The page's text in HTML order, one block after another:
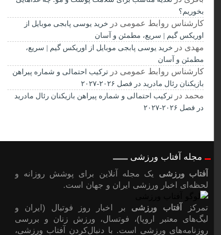
بخوریم؟
کارشناس روابط عمومیدرخرید یوسی پابجی موبایل از
اوریکس گیم | سریع، مطمئن و آسان
مهدیدرخرید یوسی پابجی موبایل از اوریکس گیم | سریع،
مطمئن و آسان
کارشناس روابط عمومیدرترکیب احتمالی و شماره پیراهن
بازیکنان رئال مادرید در فصل ۲۰۲۶-۲۰۲۷
محمددرترکیب احتمالی و شماره پیراهن بازیکنان رئال مادرید
در فصل ۲۰۲۶-۲۰۲۷
مجله آفتاب ورزشی
آفتاب ورزشییک مجله آنلاین برای پوشش روزانه و
لحظه‌ای اخبار ورزشی ایران و جهان است.
تمرکز آفتاب ورزشیبر اخبار روز فوتبال (ایران و
لیگ‌های معتبر اروپا)، فوتسال، ورزش زنان و بررسی
روزنامه‌های ورزشی است. با دنبال‌کردن آفتاب ورزشی،